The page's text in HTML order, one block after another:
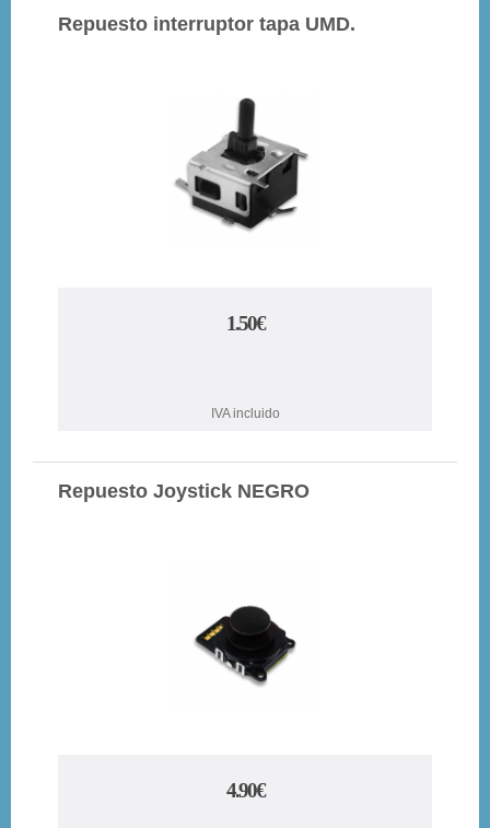
Repuesto interruptor tapa UMD.
1.50€
IVA incluido
Repuesto Joystick NEGRO
4.90€